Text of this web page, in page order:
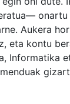
Aukera
eta kontu
Informatika